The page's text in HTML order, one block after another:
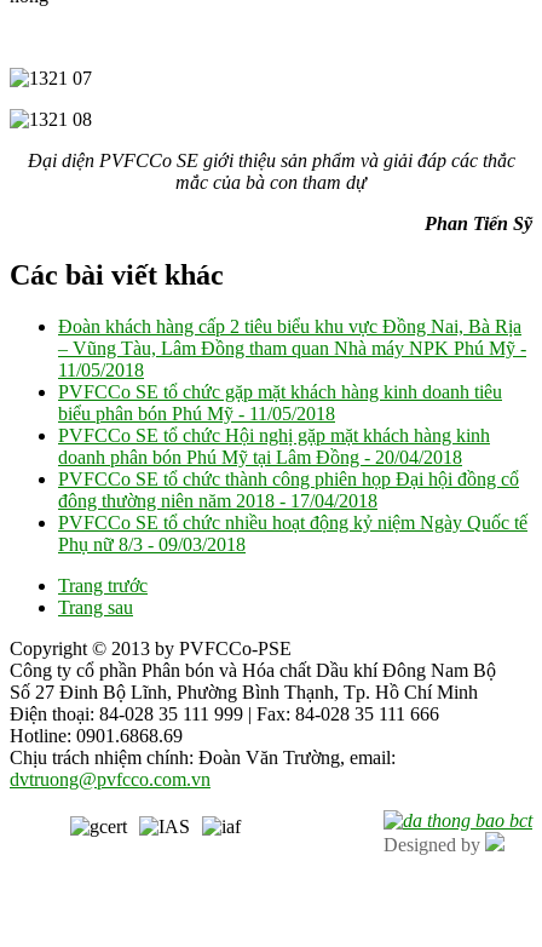
Đại diện PVFCCo SE giới thiệu sản phẩm và giải đáp các thắc
mắc của bà con tham dự
Phan Tiến Sỹ
Các bài viết khác
Đoàn khách hàng cấp 2 tiêu biểu khu vực Đồng Nai, Bà Rịa
– Vũng Tàu, Lâm Đồng tham quan Nhà máy NPK Phú Mỹ -
11/05/2018
PVFCCo SE tổ chức gặp mặt khách hàng kinh doanh tiêu
biểu phân bón Phú Mỹ - 11/05/2018
PVFCCo SE tổ chức Hội nghị gặp mặt khách hàng kinh
doanh phân bón Phú Mỹ tại Lâm Đồng - 20/04/2018
PVFCCo SE tổ chức thành công phiên họp Đại hội đồng cổ
đông thường niên năm 2018 - 17/04/2018
PVFCCo SE tổ chức nhiều hoạt động kỷ niệm Ngày Quốc tế
Phụ nữ 8/3 - 09/03/2018
Trang trước
Trang sau
Copyright © 2013 by PVFCCo-PSE
Công ty cổ phần Phân bón và Hóa chất Dầu khí Đông Nam Bộ
Số 27 Đinh Bộ Lĩnh, Phường Bình Thạnh, Tp. Hồ Chí Minh
Điện thoại: 84-028 35 111 999 | Fax: 84-028 35 111 666
Hotline: 0901.6868.69
Chịu trách nhiệm chính: Đoàn Văn Trường, email:
dvtruong@pvfcco.com.vn
Designed by